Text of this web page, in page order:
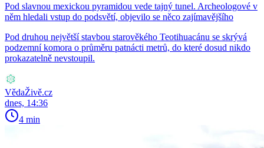
Pod slavnou mexickou pyramidou vede tajný tunel. Archeologové v
něm hledali vstup do podsvětí, objevilo se něco zajímavějšího
Pod druhou největší stavbou starověkého Teotihuacánu se skrývá
podzemní komora o průměru patnácti metrů, do které dosud nikdo
prokazatelně nevstoupil.
VědaŽivě.cz
dnes, 14:36
4 min